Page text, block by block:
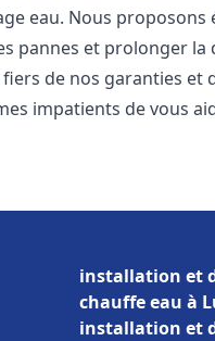
eau. Nous proposons
pannes et prolonger la
de nos garanties et
impatients de vous
installation et
chauffe eau à
installation et